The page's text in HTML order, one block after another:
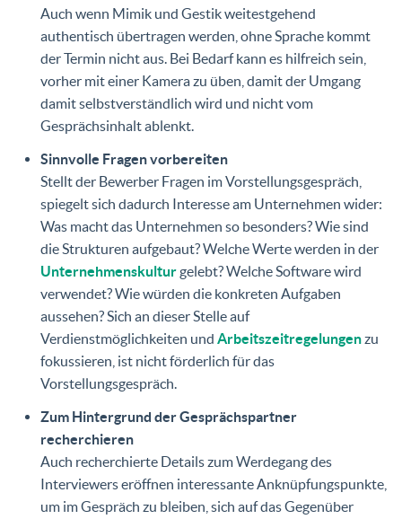
Auch wenn Mimik und Gestik weitestgehend
authentisch übertragen werden, ohne Sprache kommt
der Termin nicht aus. Bei Bedarf kann es hilfreich sein,
vorher mit einer Kamera zu üben, damit der Umgang
damit selbstverständlich wird und nicht vom
Gesprächsinhalt ablenkt.
Sinnvolle Fragen vorbereiten
Stellt der Bewerber Fragen im Vorstellungsgespräch,
spiegelt sich dadurch Interesse am Unternehmen wider:
Was macht das Unternehmen so besonders? Wie sind
die Strukturen aufgebaut? Welche Werte werden in der
Unternehmenskulturgelebt? Welche Software wird
verwendet? Wie würden die konkreten Aufgaben
aussehen? Sich an dieser Stelle auf
Verdienstmöglichkeiten und Arbeitszeitregelungenzu
fokussieren, ist nicht förderlich für das
Vorstellungsgespräch.
Zum Hintergrund der Gesprächspartner
recherchieren
Auch recherchierte Details zum Werdegang des
Interviewers eröffnen interessante Anknüpfungspunkte,
um im Gespräch zu bleiben, sich auf das Gegenüber